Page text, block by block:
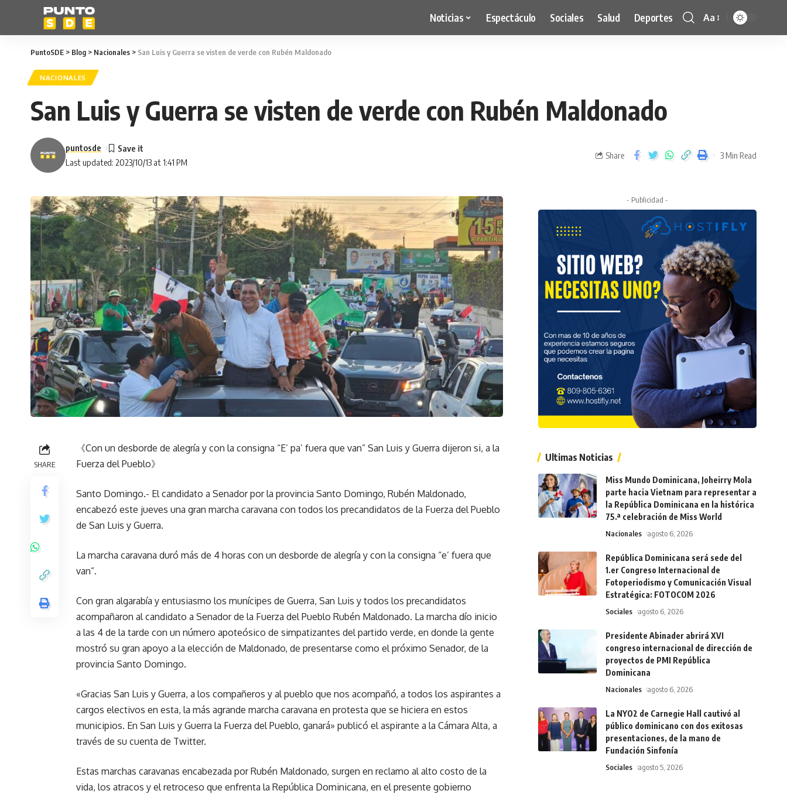
Noticias Espectáculo Sociales Salud Deportes Aa
PuntoSDE > Blog > Nacionales > San Luis y Guerra se visten de verde con Rubén Maldonado
NACIONALES
San Luis y Guerra se visten de verde con Rubén Maldonado
Last updated: 2023/10/13 at 1:41 PM
puntosde
Share 3 Min Read
SHARE
《Con un desborde de alegría y con la consigna “E’ pa’ fuera que van” San Luis y Guerra dijeron si, a la
Fuerza del Pueblo》
Santo Domingo.- El candidato a Senador por la provincia Santo Domingo, Rubén Maldonado,
encabezó este jueves una gran marcha caravana con todos los precandidatos de la Fuerza del Pueblo
de San Luis y Guerra.
La marcha caravana duró más de 4 horas con un desborde de alegría y con la consigna “e’ fuera que
van”.
Con gran algarabía y entusiasmo los munícipes de Guerra, San Luis y todos los precandidatos
acompañaron al candidato a Senador de la Fuerza del Pueblo Rubén Maldonado. La marcha dío inicio
a las 4 de la tarde con un número apoteósico de simpatizantes del partido verde, en donde la gente
mostró su gran apoyo a la elección de Maldonado, de presentarse como el próximo Senador, de la
provincia Santo Domingo.
«Gracias San Luis y Guerra, a los compañeros y al pueblo que nos acompañó, a todos los aspirantes a
cargos electivos en esta, la más agrande marcha caravana en protesta que se hiciera en estos
municipios. En San Luis y Guerra la Fuerza del Pueblo, ganará» publicó el aspirante a la Cámara Alta, a
través de su cuenta de Twitter.
Estas marchas caravanas encabezada por Rubén Maldonado, surgen en reclamo al alto costo de la
vida, los atracos y el retroceso que enfrenta la República Dominicana, en el presente gobierno
- Publicidad -
Ultimas Noticias
Miss Mundo Dominicana, Joheirry Mola
parte hacia Vietnam para representar a
la República Dominicana en la histórica
75.ª celebración de Miss World
Nacionales agosto 6, 2026
República Dominicana será sede del
1.er Congreso Internacional de
Fotoperiodismo y Comunicación Visual
Estratégica: FOTOCOM 2026
Sociales agosto 6, 2026
Presidente Abinader abrirá XVI
congreso internacional de dirección de
proyectos de PMI República
Dominicana
Nacionales agosto 6, 2026
La NYO2 de Carnegie Hall cautivó al
público dominicano con dos exitosas
presentaciones, de la mano de
Fundación Sinfonía
Sociales agosto 5, 2026